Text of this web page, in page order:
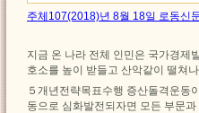
주체107(2018)년 8월 18일 로동신
지금 온 나라 전체 인민은 국가경제
호소를 높이 받들고 산악같이 떨쳐
５개년전략목표수행 증산돌격운동
동으로 심화발전되자면 모든 부문